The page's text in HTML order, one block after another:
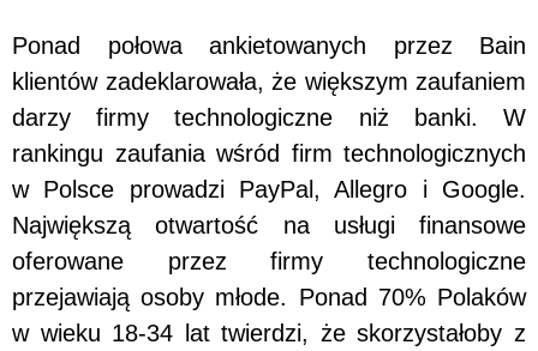
Ponad połowa ankietowanych przez Bain
klientów zadeklarowała, że większym zaufaniem
darzy firmy technologiczne niż banki. W
rankingu zaufania wśród firm technologicznych
w Polsce prowadzi PayPal, Allegro i Google.
Największą otwartość na usługi finansowe
oferowane przez firmy technologiczne
przejawiają osoby młode. Ponad 70% Polaków
w wieku 18-34 lat twierdzi, że skorzystałoby z